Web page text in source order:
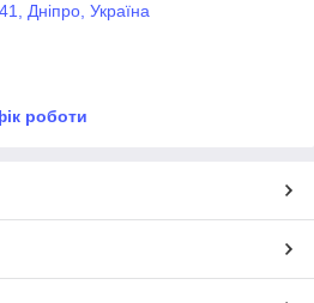
Дніпро, Україна
роботи